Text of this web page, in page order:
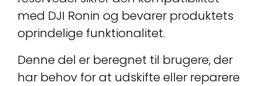
med DJI Ronin og bevarer produktets
oprindelige funktionalitet.
Denne del er beregnet til brugere, der
har behov for at udskifte eller reparere